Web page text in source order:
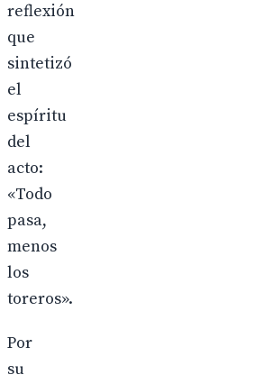
reflexión
que
sintetizó
el
espíritu
del
acto:
«Todo
pasa,
menos
los
toreros».
Por
su